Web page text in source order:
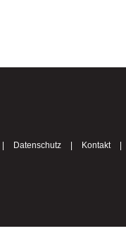
Datenschutz Kontakt